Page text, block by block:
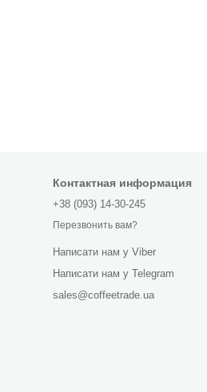
Контактная информация
+38 (093) 14-30-245
Перезвонить вам?
Написати нам у Viber
Написати нам у Telegram
sales@coffeetrade.ua